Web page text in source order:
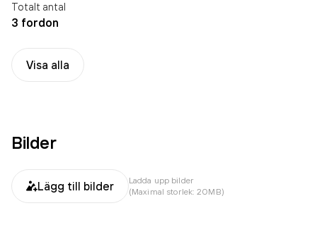
Totalt antal
3 fordon
Visa alla
Bilder
Lägg till bilder
Ladda upp bilder
(Maximal storlek: 20MB)